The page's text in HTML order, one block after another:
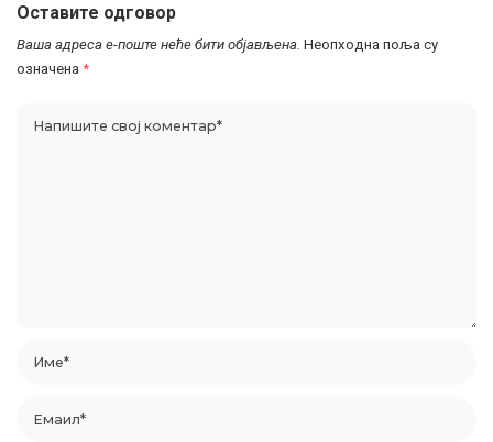
Оставите одговор
Ваша адреса е-поште неће бити објављена. Неопходна поља су
означена *